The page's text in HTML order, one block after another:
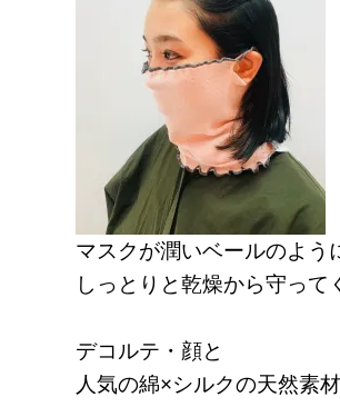
マスクが潤いベールのよう
しっとりと乾燥から守って
デコルテ・顔と
人気の綿×シルクの天然素